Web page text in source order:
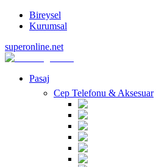
Bireysel
Kurumsal
superonline.net
Pasaj
Cep Telefonu & Aksesuar